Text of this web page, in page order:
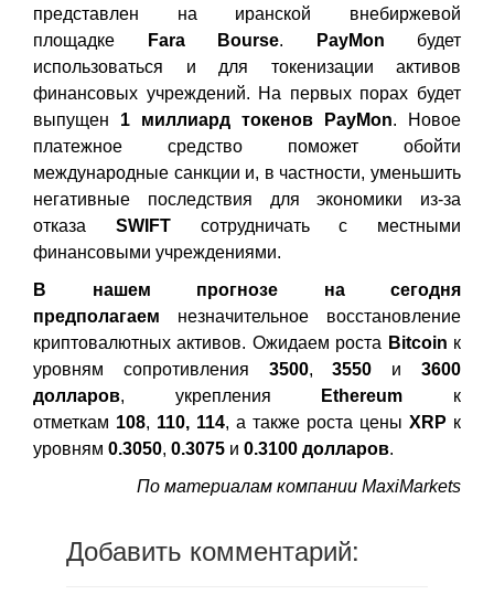
представлен на иранской внебиржевой
площадке
Fara Bourse. PayMon будет
использоваться и для токенизации активов
финансовых учреждений. На первых порах будет
выпущен 1 миллиард токенов PayMon. Новое
платежное средство поможет обойти
международные санкции и, в частности, уменьшить
негативные последствия для экономики из-за
отказа SWIFTсотрудничать с местными
финансовыми учреждениями.
В нашем прогнозе на сегодня
предполагаем незначительное восстановление
криптовалютных активов. Ожидаем роста Bitcoin к
уровням сопротивления 3500,3550 и3600
долларов, укрепления Ethereum к
отметкам 108, 110, 114, а также роста цены XRP к
уровням 0.3050, 0.3075 и 0.3100 долларов.
По материалам компании MaxiMarkets
Добавить комментарий: